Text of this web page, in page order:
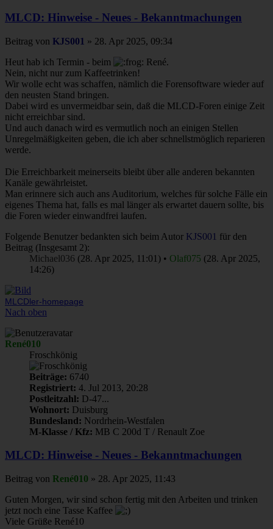
MLCD: Hinweise - Neues - Bekanntmachungen
Beitrag von KJS001 » 28. Apr 2025, 09:34
Heut hab ich Termin - beim
René.
Nein, nicht nur zum Kaffeetrinken!
Wir wolle echt was schaffen, nämlich die Forensoftware wieder auf
den neusten Stand bringen.
Dabei wird es unvermeidbar sein, daß die MLCD-Foren einige Zeit
nicht erreichbar sind.
Und auch danach wird es vermutlich noch an einigen Stellen
Unregelmäßigkeiten geben, die ich aber schnellstmöglich reparieren
werde.
Die Erreichbarkeit meinerseits bleibt über alle anderen bekannten
Kanäle gewährleistet.
Man erinnere sich auch ans Auditorium, welches für solche Fälle ein
eigenes Thema hat, falls es mal länger als erwartet dauern sollte, bis
die Foren wieder einwandfrei laufen.
Folgende Benutzer bedankten sich beim Autor KJS001 für den
Beitrag (Insgesamt 2):
Michael036 (28. Apr 2025, 11:01) • Olaf075 (28. Apr 2025,
14:26)
MLCDler-homepage
Nach oben
René010
Froschkönig
Beiträge: 6740
Registriert: 4. Jul 2013, 20:28
Postleitzahl: D-47...
Wohnort: Duisburg
Bundesland: Nordrhein-Westfalen
M-Klasse / Kfz: MB C 200d T / Renault Zoe
MLCD: Hinweise - Neues - Bekanntmachungen
Beitrag von René010 » 28. Apr 2025, 11:43
Guten Morgen, wir sind schon fertig mit den Arbeiten und trinken
jetzt noch eine Tasse Kaffee
Viele Grüße René10